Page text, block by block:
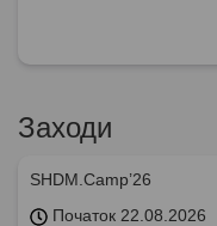
Заходи
SHDM.Camp’26
Початок 22.08.2026